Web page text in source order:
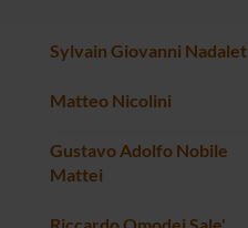
Sylvain Giovanni Nadalet
Matteo Nicolini
Gustavo Adolfo Nobile
Mattei